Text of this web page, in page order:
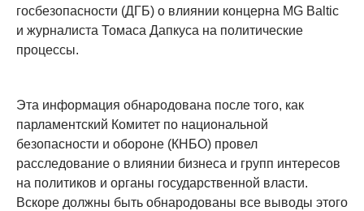
госбезопасности (ДГБ) о влиянии концерна MG Baltic
и журналиста Томаса Дапкуса на политические
процессы.
Эта информация обнародована после того, как
парламентский Комитет по национальной
безопасности и обороне (КНБО) провел
расследование о влиянии бизнеса и групп интересов
на политиков и органы государственной власти.
Вскоре должны быть обнародованы все выводы этого